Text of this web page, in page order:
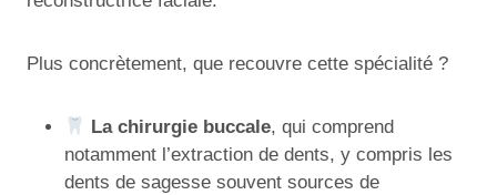
Plus concrètement, que recouvre cette spécialité ?
La chirurgie buccale, qui comprend
notamment l’extraction de dents, y compris les
dents de sagesse souvent sources de